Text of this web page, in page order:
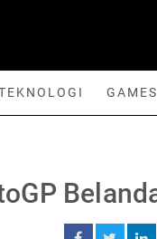
GAMES